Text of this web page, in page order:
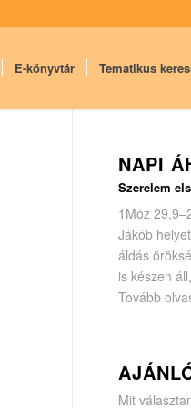
E-könyvtár Tematikus
NAPI
Szerelem
1Móz
Jákób
áldás
is készen
Tovább
Mit